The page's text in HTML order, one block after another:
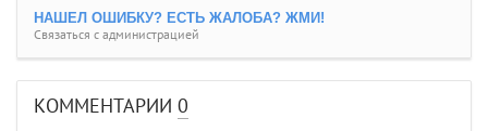
НАШЕЛ ОШИБКУ? ЕСТЬ ЖАЛОБА? ЖМИ!
Связаться с администрацией
КОММЕНТАРИИ 0